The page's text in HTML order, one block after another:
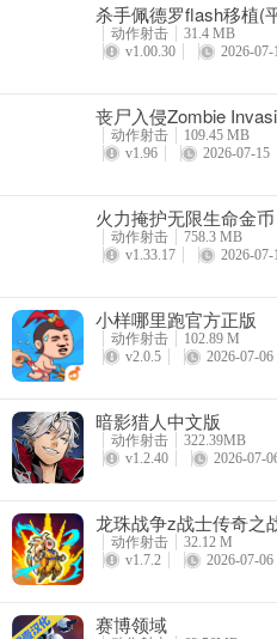
杀手佩德罗flash移植(
动作射击
31.4 MB
v1.00.30
2026-07-
丧尸入侵Zombie
动作射击
109.45 MB
v1.96
2026-07-15
火力掩护无限生命金币
动作射击
758.3 MB
v1.33.17
2026-07-
小样哪里跑官方正版
动作射击
102.89 M
v2.0.5
2026-07-06
暗影猎人中文版
动作射击
322.39MB
v1.2.40
2026-07-
龙珠战争z战士传奇之
动作射击
32.12 M
v1.7.2
2026-07-06
赛博领域